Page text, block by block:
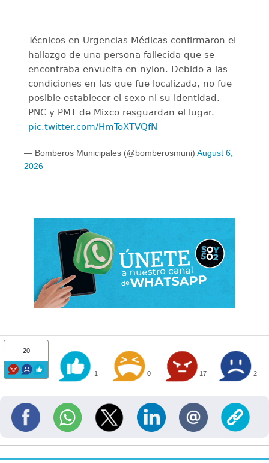
Técnicos en Urgencias Médicas confirmaron el
hallazgo de una persona fallecida que se
encontraba envuelta en nylon. Debido a las
condiciones en las que fue localizada, no fue
posible establecer el sexo ni su identidad.
PNC y PMT de Mixco resguardan el lugar.
pic.twitter.com/HmToXTVQfN
— Bomberos Municipales (@bomberosmuni) August 6,
2026
20
1 0 17 2